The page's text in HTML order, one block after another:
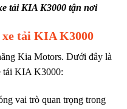
tải KIA K3000 tận nơi
tải KIA K3000
Kia Motors. Dưới đây là
tải KIA K3000:
vai trò quan trọng trong